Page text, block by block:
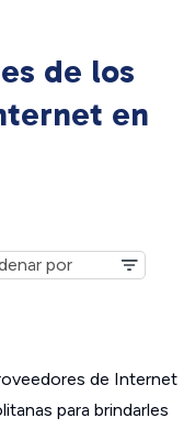
de los
en
de Internet
para brindarles